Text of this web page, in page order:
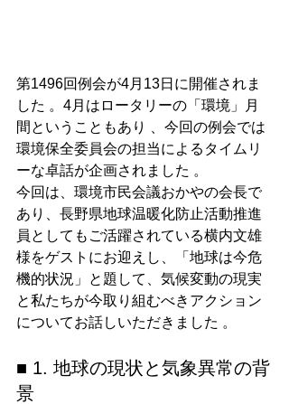
第1496回例会が4月13日に開催されま
した 。4月はロータリーの「環境」月
間ということもあり 、今回の例会では
環境保全委員会の担当によるタイムリ
ーな卓話が企画されました 。
今回は、環境市民会議おかやの会長で
あり、長野県地球温暖化防止活動推進
員としてもご活躍されている横内文雄
様をゲストにお迎えし、「地球は今危
機的状況」と題して、気候変動の現実
と私たちが今取り組むべきアクション
についてお話しいただきました 。
■ 1. 地球の現状と気象異常の背
景